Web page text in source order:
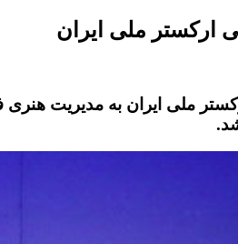
ارکستر ملی ایران